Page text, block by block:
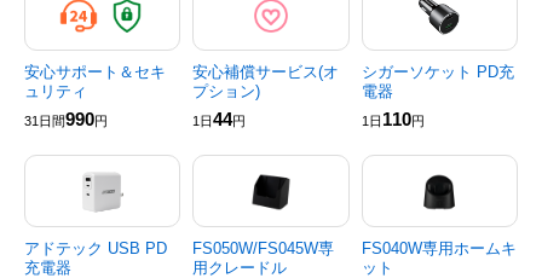
安心サポート＆セキ
ュリティ
31日間990円
安心補償サービス(オ
プション)
1日44円
シガーソケット PD充
電器
1日 110円
アドテック USB PD
充電器
FS050W/FS045W専
用クレードル
FS040W専用ホームキ
ット